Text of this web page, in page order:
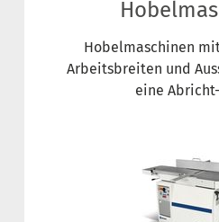
Hobelmaschinen
Arbeitsbreiten und
eine